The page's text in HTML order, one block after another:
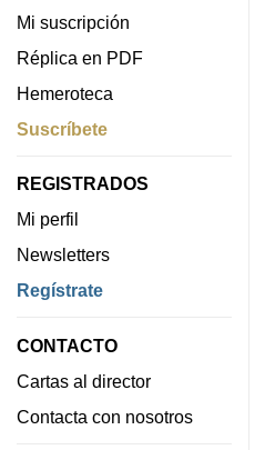
Mi suscripción
Réplica en PDF
Hemeroteca
Suscríbete
REGISTRADOS
Mi perfil
Newsletters
Regístrate
CONTACTO
Cartas al director
Contacta con nosotros